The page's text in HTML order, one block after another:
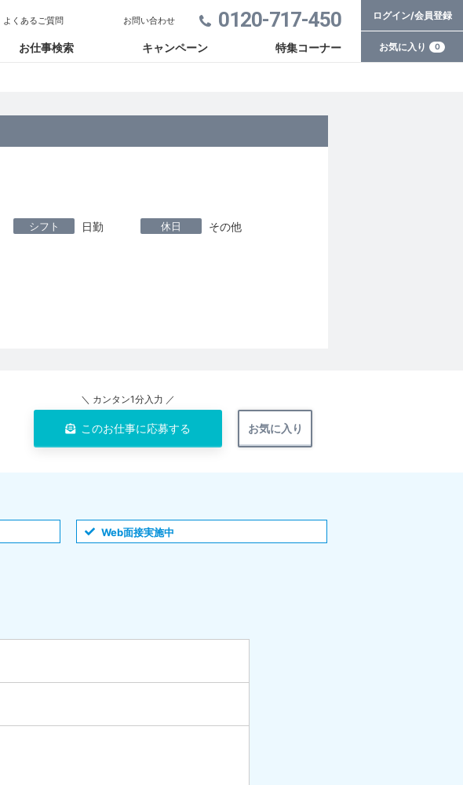
0120-717-450
お仕事検索 キャンペーン 特集コーナー
よくあるご質問 お問い合わせ ログイン/会員登録
お気に入り 0
シフト 日勤 休日 その他
＼ カンタン1分入力 ／
このお仕事に応募する お気に入り
Web面接実施中